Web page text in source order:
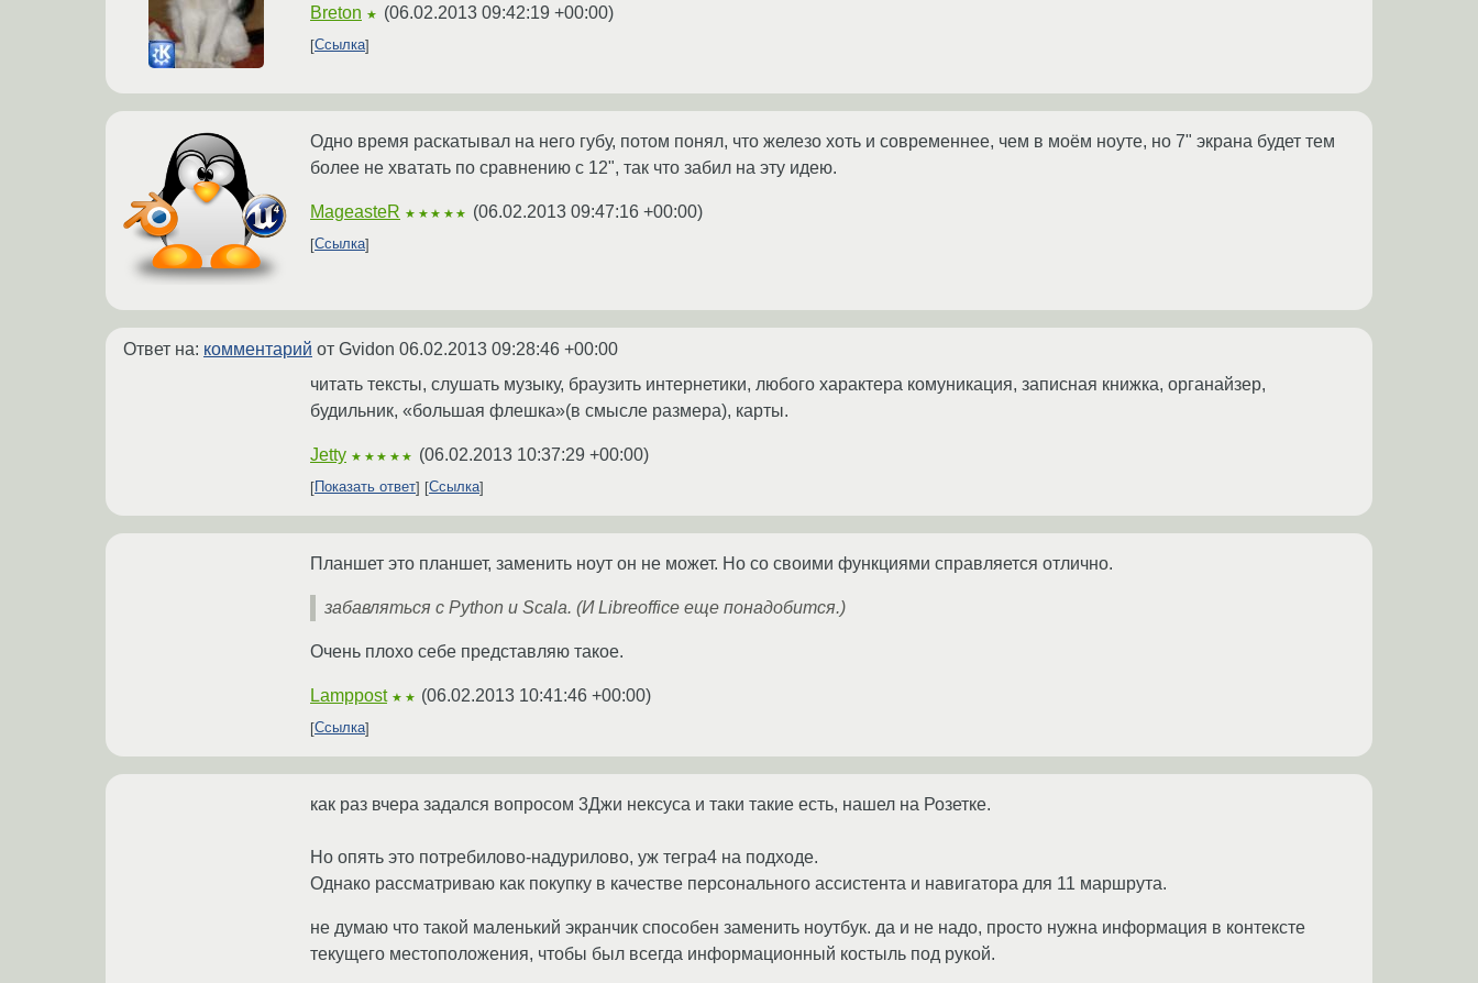
Breton ★ (06.02.2013 09:42:19 +00:00)
Ссылка
Одно время раскатывал на него губу, потом понял, что железо хоть и современнее, чем в моём ноуте, но 7" экрана будет тем
более не хватать по сравнению с 12", так что забил на эту идею.
MageasteR ★★★★★ (06.02.2013 09:47:16 +00:00)
Ссылка
Ответ на: комментарий от Gvidon 06.02.2013 09:28:46 +00:00
читать тексты, слушать музыку, браузить интернетики, любого характера комуникация, записная книжка, органайзер,
будильник, «большая флешка»(в смысле размера), карты.
Jetty ★★★★★ (06.02.2013 10:37:29 +00:00)
Показать ответ Ссылка
Планшет это планшет, заменить ноут он не может. Но со своими функциями справляется отлично.
забавляться с Python и Scala. (И Libreoffice еще понадобится.)
Очень плохо себе представляю такое.
Lamppost ★★ (06.02.2013 10:41:46 +00:00)
Ссылка
как раз вчера задался вопросом 3Джи нексуса и таки такие есть, нашел на Розетке.
Но опять это потребилово-надурилово, уж тегра4 на подходе.
Однако рассматриваю как покупку в качестве персонального ассистента и навигатора для 11 маршрута.
не думаю что такой маленький экранчик способен заменить ноутбук. да и не надо, просто нужна информация в контексте
текущего местоположения, чтобы был всегда информационный костыль под рукой.